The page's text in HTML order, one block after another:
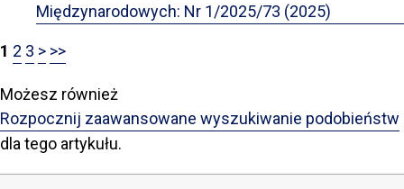
Międzynarodowych: Nr 1/2025/73 (2025)
1 2 3 > >>
Możesz również
Rozpocznij zaawansowane wyszukiwanie podobieństw
dla tego artykułu.